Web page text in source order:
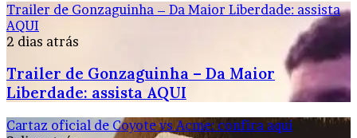
Trailer de Gonzaguinha – Da Maior Liberdade: assista
AQUI
2 dias atrás
Trailer de Gonzaguinha – Da Maior
Liberdade: assista AQUI
Cartaz oficial de Coyote vs Acme: confira aqui